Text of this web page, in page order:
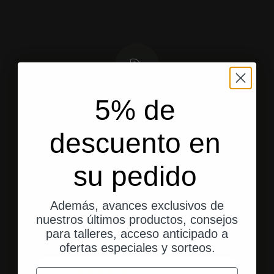
Envío desde EE. UU.
Envío rápido y directo a tu domicilio.
Ir al elemento 1
Ir al elemento 2
Ir al elemento 3
Valoraciones de los clientes
5% de
descuento en
su pedido
Además, avances exclusivos de
nuestros últimos productos, consejos
para talleres, acceso anticipado a
ofertas especiales y sorteos.
correo electrónico